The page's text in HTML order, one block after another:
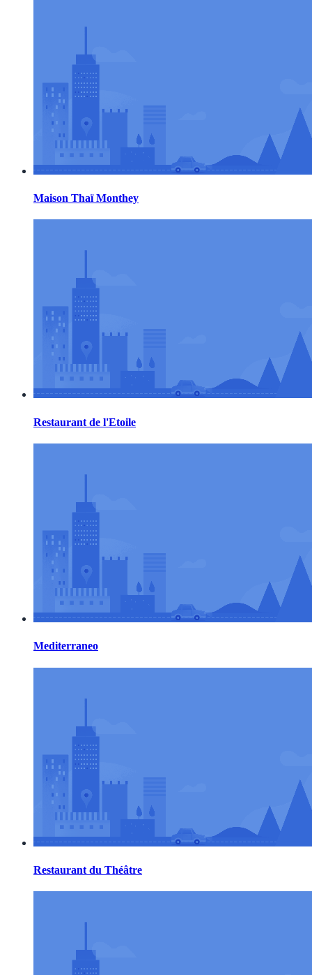
Maison Thaï Monthey
Restaurant de l'Etoile
Mediterraneo
Restaurant du Théâtre